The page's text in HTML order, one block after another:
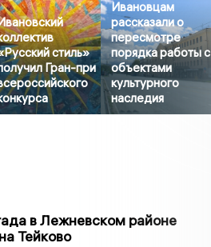
стиль»
Гран-при
Ивановцам
рассказали о
пересмотре
порядка работы с
объектами
культурного
наследия
в Лежневском районе
Тейково